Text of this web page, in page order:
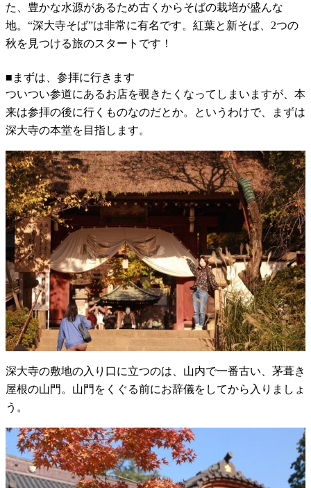
た、豊かな水源があるため古くからそばの栽培が盛んな
地。“深大寺そば”は非常に有名です。紅葉と新そば、2つの
秋を見つける旅のスタートです！
■まずは、参拝に行きます
ついつい参道にあるお店を覗きたくなってしまいますが、本
来は参拝の後に行くものなのだとか。というわけで、まずは
深大寺の本堂を目指します。
深大寺の敷地の入り口に立つのは、山内で一番古い、茅葺き
屋根の山門。山門をくぐる前にお辞儀をしてから入りましょ
う。